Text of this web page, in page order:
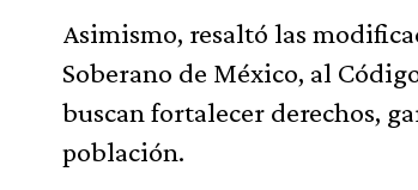
Asimismo, resaltó las
Soberano de México, al
buscan fortalecer derechos,
población.